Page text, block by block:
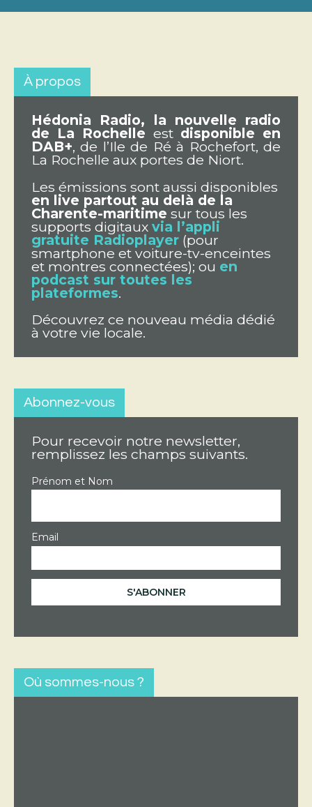
À propos
Hédonia Radio, la nouvelle radio
de La Rochelle est disponible en
DAB+, de l’Ile de Ré à Rochefort, de
La Rochelle aux portes de Niort.
Les émissions sont aussi disponibles
en live partout au delà de la
Charente-maritime sur tous les
supports digitaux via l’appli
gratuite Radioplayer (pour
smartphone et voiture-tv-enceintes
et montres connectées); ou en
podcast sur toutes les
plateformes.
Découvrez ce nouveau média dédié
à votre vie locale.
Abonnez-vous
Pour recevoir notre newsletter,
remplissez les champs suivants.
Prénom et Nom
Email
Où sommes-nous ?